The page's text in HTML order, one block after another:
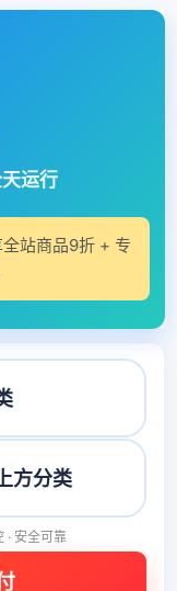
天运行
站商品9折 + 专
· 安全可靠